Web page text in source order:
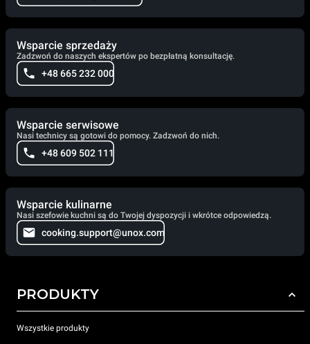
Wsparcie sprzedaży
Zadzwoń do naszych ekspertów po bezpłatną konsultację.
+48 665 232 000
Wsparcie serwisowe
Nasi technicy są gotowi do pomocy. Zadzwoń do nich.
+48 609 502 111
Wsparcie kulinarne
Nasi szefowie kuchni są do Twojej dyspozycji i wkrótce odpowiedzą.
cooking.support@unox.com
PRODUKTY
Wszystkie produkty